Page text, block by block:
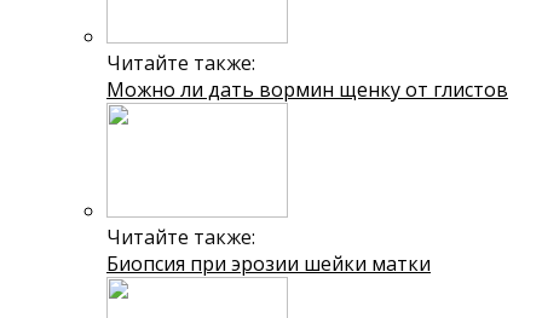
Читайте также:
Можно ли дать вормин щенку от глистов
Читайте также:
Биопсия при эрозии шейки матки